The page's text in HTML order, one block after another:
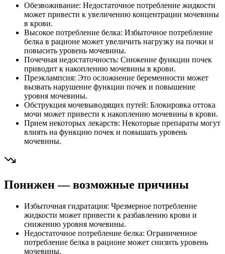
Обезвоживание: Недостаточное потребление жидкости
может привести к увеличению концентрации мочевины
в крови.
Высокое потребление белка: Избыточное потребление
белка в рационе может увеличить нагрузку на почки и
повысить уровень мочевины.
Почечная недостаточность: Снижение функции почек
приводит к накоплению мочевины в крови.
Преэклампсия: Это осложнение беременности может
вызвать нарушение функции почек и повышение
уровня мочевины.
Обструкция мочевыводящих путей: Блокировка оттока
мочи может привести к накоплению мочевины в крови.
Прием некоторых лекарств: Некоторые препараты могут
влиять на функцию почек и повышать уровень
мочевины.
Понижен — возможные причины
Избыточная гидратация: Чрезмерное потребление
жидкости может привести к разбавлению крови и
снижению уровня мочевины.
Недостаточное потребление белка: Ограниченное
потребление белка в рационе может снизить уровень
мочевины.